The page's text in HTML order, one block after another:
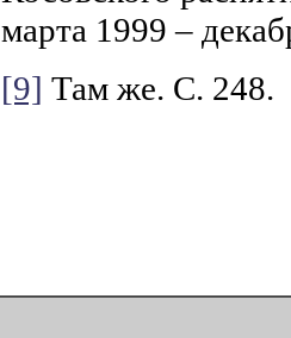
марта 1999 –
[9] Там же. С. 248.